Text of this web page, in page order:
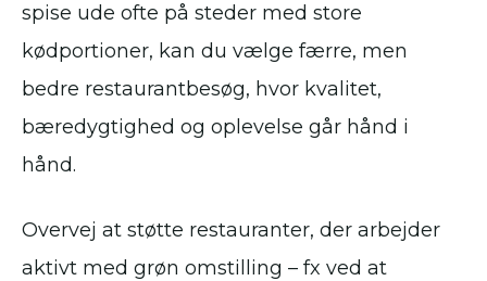
spise ude ofte på steder med store
kødportioner, kan du vælge færre, men
bedre restaurantbesøg, hvor kvalitet,
bæredygtighed og oplevelse går hånd i
hånd.
Overvej at støtte restauranter, der arbejder
aktivt med grøn omstilling – fx ved at